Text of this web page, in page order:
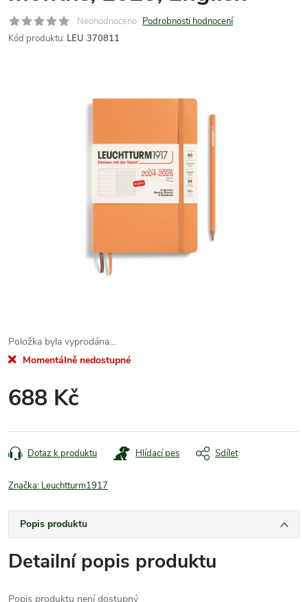
Neohodnoceno Podrobnosti hodnocení
Kód produktu: LEU 370811
Položka byla vyprodána…
Momentálně nedostupné
688 Kč
cena:
Dotaz k produktu Hlídací pes Sdílet
Značka: Leuchtturm1917
Popis produktu
Detailní popis produktu
Popis produktu není dostupný